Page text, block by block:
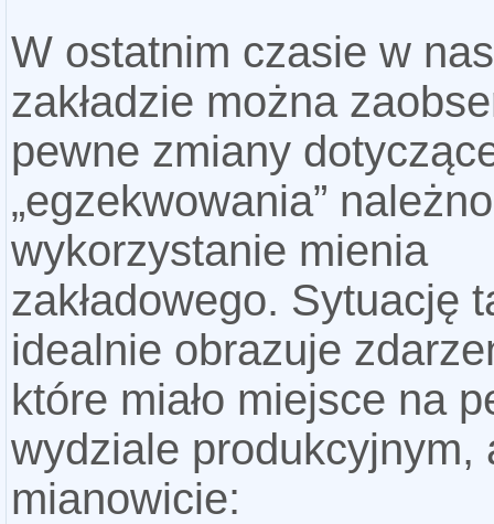
W ostatnim czasie w
zakładzie można
pewne zmiany
„egzekwowania”
wykorzystanie mienia
zakładowego. Sytuację
idealnie obrazuje
które miało miejsce na
wydziale produkcyjnym,
mianowicie: